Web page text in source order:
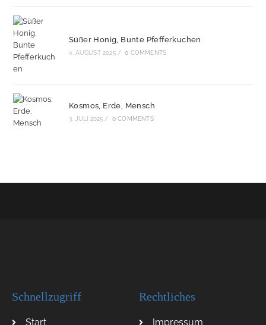
Süßer Honig, Bunte Pfefferkuchen
4. AUGUST 2025 / 0 COMMENTS
Kosmos, Erde, Mensch
3. JULI 2025 / 0 COMMENTS
Schnellzugriff
Start
Rechtliches
Impressum